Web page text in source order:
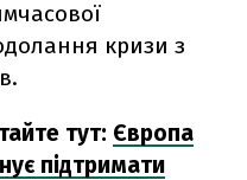
кризи з
тут: Європа
підтримати